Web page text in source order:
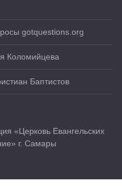
gotquestions.org
Коломийцева
Баптистов
«Церковь Евангельских
г. Самары